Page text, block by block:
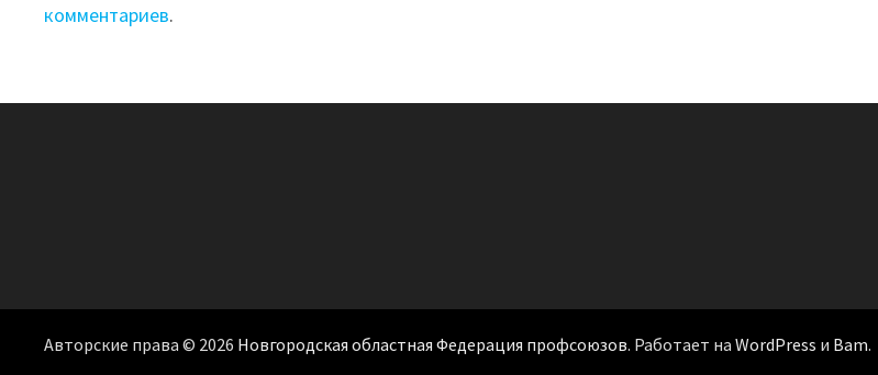
комментариев.
Авторские права © 2026 Новгородская областная Федерация профсоюзов. Работает наWordPress и Bam.